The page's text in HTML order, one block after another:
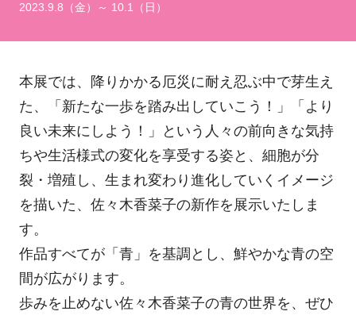
2023.9.8（金）～ 10.1（日）
本展では、降りかかる厄災に耐え忍ぶ中で芽生え
た、「新たな一歩を踏み出していこう！」「より
良い未来にしよう！」という人々の前向きな気持
ちや生活様式の変化を享受する姿と、細胞が分
裂・増殖し、生まれ変わり進化していくイメージ
を描いた、佐々木香菜子の新作を展示いたしま
す。
作品すべてが「青」を基調とし、鮮やかな青の空
間が広がります。
歩みを止めない佐々木香菜子の青の世界を、ぜひ